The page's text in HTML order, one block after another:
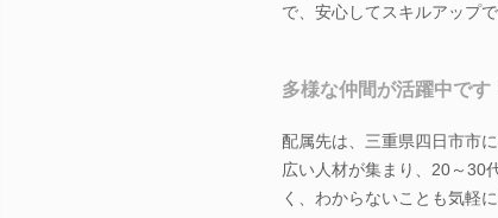
で、安心してスキルアップで
多様な仲間が活躍中です
配属先は、三重県四日市市
広い人材が集まり、20～30
く、わからないことも気軽